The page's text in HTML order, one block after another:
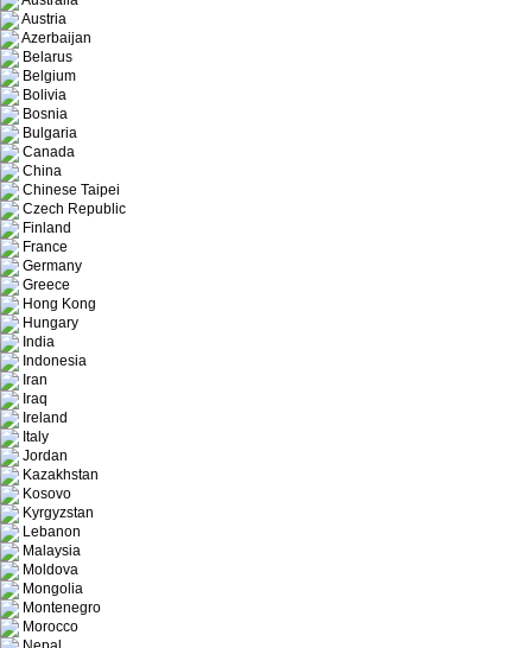
Austria
Azerbaijan
Belarus
Belgium
Bolivia
Bosnia
Bulgaria
Canada
China
Chinese Taipei
Czech Republic
Finland
France
Germany
Greece
Hong Kong
Hungary
India
Indonesia
Iran
Iraq
Ireland
Italy
Jordan
Kazakhstan
Kosovo
Kyrgyzstan
Lebanon
Malaysia
Moldova
Mongolia
Montenegro
Morocco